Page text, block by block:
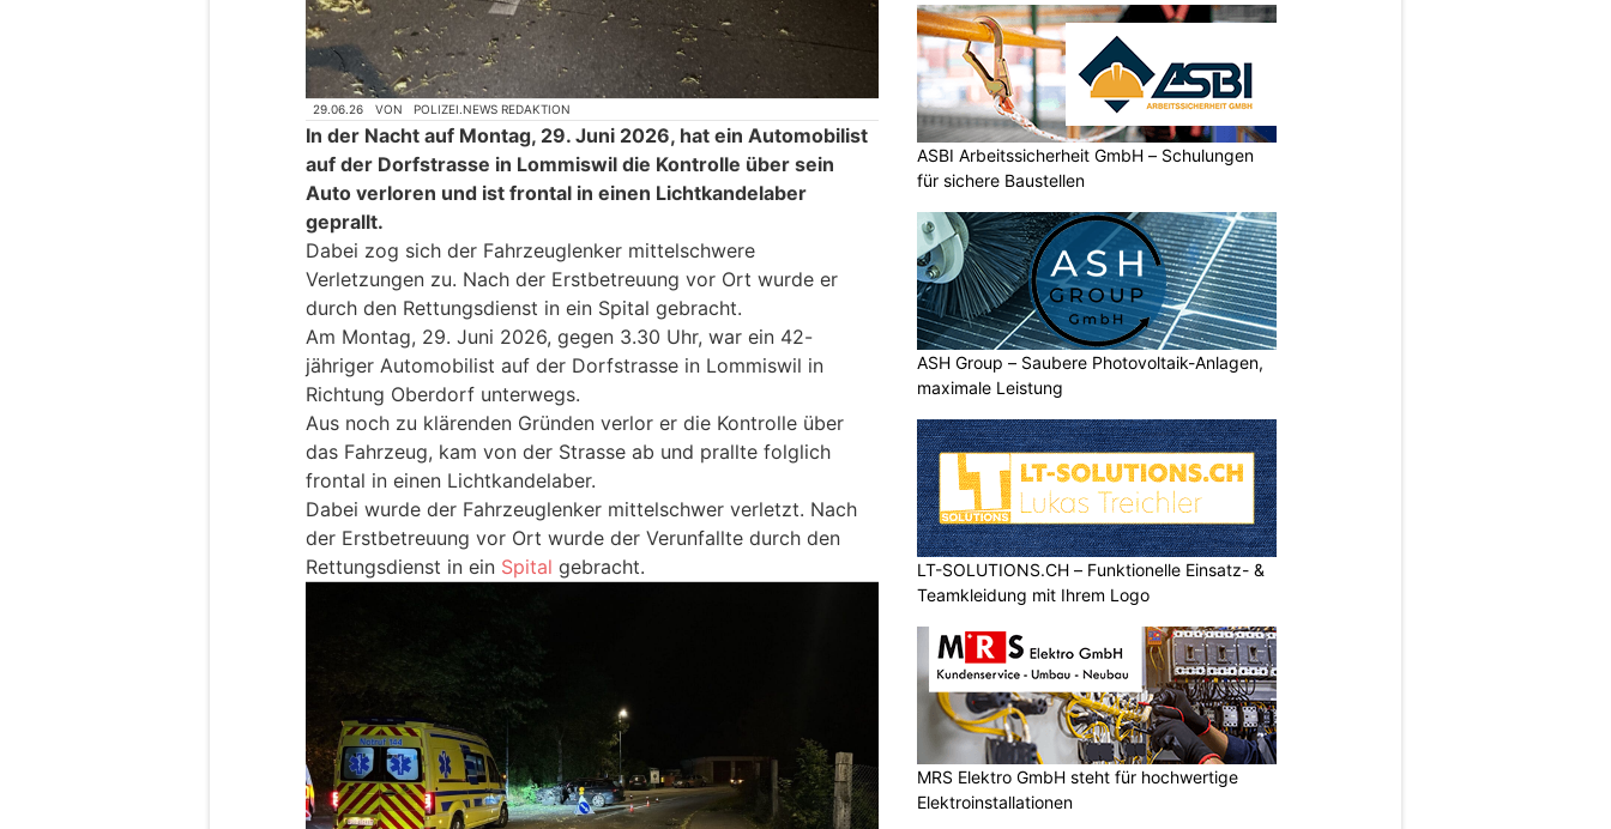
29.06.26 VON POLIZEI.NEWS REDAKTION
In der Nacht auf Montag, 29. Juni 2026, hat ein Automobilist
auf der Dorfstrasse in Lommiswil die Kontrolle über sein
Auto verloren und ist frontal in einen Lichtkandelaber
geprallt.
Dabei zog sich der Fahrzeuglenker mittelschwere
Verletzungen zu. Nach der Erstbetreuung vor Ort wurde er
durch den Rettungsdienst in ein Spital gebracht.
Am Montag, 29. Juni 2026, gegen 3.30 Uhr, war ein 42-
jähriger Automobilist auf der Dorfstrasse in Lommiswil in
Richtung Oberdorf unterwegs.
Aus noch zu klärenden Gründen verlor er die Kontrolle über
das Fahrzeug, kam von der Strasse ab und prallte folglich
frontal in einen Lichtkandelaber.
Dabei wurde der Fahrzeuglenker mittelschwer verletzt. Nach
der Erstbetreuung vor Ort wurde der Verunfallte durch den
Rettungsdienst in ein Spital gebracht.
ASBI Arbeitssicherheit GmbH – Schulungen
für sichere Baustellen
ASH Group – Saubere Photovoltaik-Anlagen,
maximale Leistung
LT-SOLUTIONS.CH – Funktionelle Einsatz- &
Teamkleidung mit Ihrem Logo
MRS Elektro GmbH steht für hochwertige
Elektroinstallationen